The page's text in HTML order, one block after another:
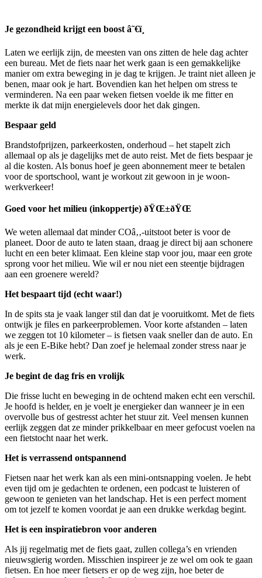
Je gezondheid krijgt een boost â˜€ï¸
Laten we eerlijk zijn, de meesten van ons zitten de hele dag achter
een bureau. Met de fiets naar het werk gaan is een gemakkelijke
manier om extra beweging in je dag te krijgen. Je traint niet alleen je
benen, maar ook je hart. Bovendien kan het helpen om stress te
verminderen. Na een paar weken fietsen voelde ik me fitter en
merkte ik dat mijn energielevels door het dak gingen.
Bespaar geld
Brandstofprijzen, parkeerkosten, onderhoud – het stapelt zich
allemaal op als je dagelijks met de auto reist. Met de fiets bespaar je
al die kosten. Als bonus hoef je geen abonnement meer te betalen
voor de sportschool, want je workout zit gewoon in je woon-
werkverkeer!
Goed voor het milieu (inkoppertje) ðŸŒ±ðŸŒ
We weten allemaal dat minder COâ‚‚-uitstoot beter is voor de
planeet. Door de auto te laten staan, draag je direct bij aan schonere
lucht en een beter klimaat. Een kleine stap voor jou, maar een grote
sprong voor het milieu. Wie wil er nou niet een steentje bijdragen
aan een groenere wereld?
Het bespaart tijd (echt waar!)
In de spits sta je vaak langer stil dan dat je vooruitkomt. Met de fiets
ontwijk je files en parkeerproblemen. Voor korte afstanden – laten
we zeggen tot 10 kilometer – is fietsen vaak sneller dan de auto. En
als je een E-Bike hebt? Dan zoef je helemaal zonder stress naar je
werk.
Je begint de dag fris en vrolijk
Die frisse lucht en beweging in de ochtend maken echt een verschil.
Je hoofd is helder, en je voelt je energieker dan wanneer je in een
overvolle bus of gestresst achter het stuur zit. Veel mensen kunnen
eerlijk zeggen dat ze minder prikkelbaar en meer gefocust voelen na
een fietstocht naar het werk.
Het is verrassend ontspannend
Fietsen naar het werk kan als een mini-ontsnapping voelen. Je hebt
even tijd om je gedachten te ordenen, een podcast te luisteren of
gewoon te genieten van het landschap. Het is een perfect moment
om tot jezelf te komen voordat je aan een drukke werkdag begint.
Het is een inspiratiebron voor anderen
Als jij regelmatig met de fiets gaat, zullen collega’s en vrienden
nieuwsgierig worden. Misschien inspireer je ze wel om ook te gaan
fietsen. En hoe meer fietsers er op de weg zijn, hoe beter de